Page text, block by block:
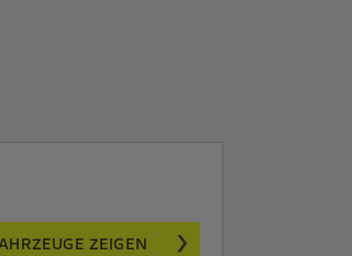
ZEIGEN